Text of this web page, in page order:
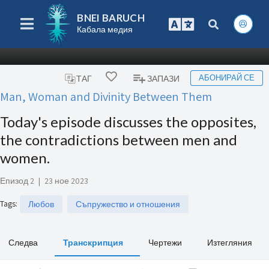
BNEI BARUCH
Кабала медия
ТАГ ЗАПАЗИ АБОНИРАЙ СЕ
Man, Woman and Divinity Between Them
Today's episode discusses the opposites,
the contradictions between men and
women.
Епизод 2 | 23 ное 2023
Tags: Любов Съпружество и отношения
Следва Транскрипция Чертежи Изтегляния